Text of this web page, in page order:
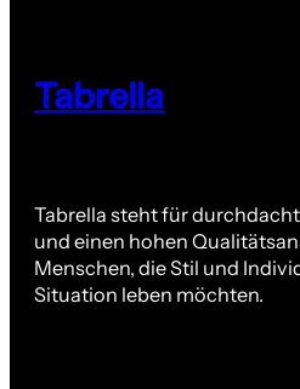
Tabrella
Tabrella steht für
und einen hohen
Menschen, die Stil und
Situation leben möchten.